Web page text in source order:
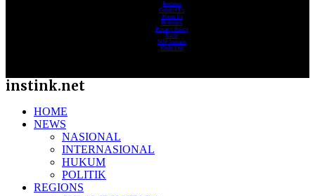
Redaksi
Contact Us
About Us
Pedoman
Privacy Policy
Karir
SOP Jurnalis
Kode Etik
instink.net
HOME
NEWS
NASIONAL
INTERNASIONAL
HUKUM
POLITIK
REGIONS